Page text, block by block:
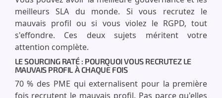
meilleurs SLA du monde. Si vous recrutez le
mauvais profil ou si vous violez le RGPD, tout
s'effondre. Ces deux sujets méritent votre
attention complète.
LE SOURCING RATÉ : POURQUOI VOUS RECRUTEZ LE
MAUVAIS PROFIL À CHAQUE FOIS
70 % des PME qui externalisent pour la première
fois recrutent le mauvais profil. Pas parce qu'elles